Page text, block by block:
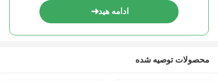
ادامه هید
محصولات توصیه شده